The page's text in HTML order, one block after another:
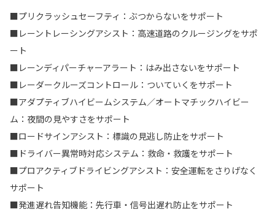
■プリクラッシュセーフティ：ぶつからないをサポート
■レーントレーシングアシスト：高速道路のクルージングをサポ
ート
■レーンディパーチャーアラート：はみ出さないをサポート
■レーダークルーズコントロール：ついていくをサポート
■アダプティブハイビームシステム／オートマチックハイビー
ム：夜間の見やすさをサポート
■ロードサインアシスト：標識の見逃し防止をサポート
■ドライバー異常時対応システム：救命・救護をサポート
■プロアクティブドライビングアシスト：安全運転をさりげなく
サポート
■発進遅れ告知機能：先行車・信号出遅れ防止をサポート